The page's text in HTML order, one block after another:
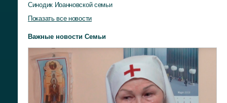
Синодик Иоанновской семьи
Показать все новости
Важные новости Семьи